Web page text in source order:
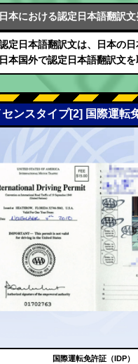
日本における認定日本語翻訳
定日本語翻訳文は、日本の
日本国外で認定日本語翻訳文を
センスタイプ[2] 国際運転
国際運転免許証（IDP）